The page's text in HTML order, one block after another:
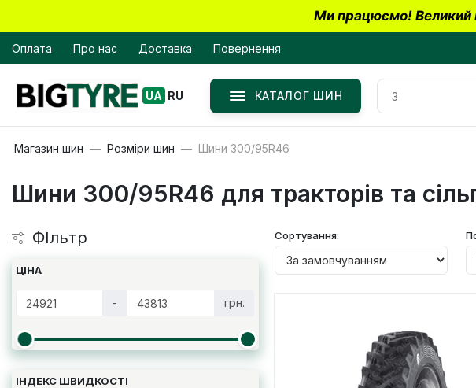
Ми працюємо! Великий
Оплата Про нас Доставка Повернення
UA RU КАТАЛОГ ШИН
Магазин шин Розміри шин Шини 300/95R46
Шини 300/95R46 для тракторів та
ФІльтр
ЦІНА
- грн.
ІНДЕКС ШВИДКОСТІ
Сортування: